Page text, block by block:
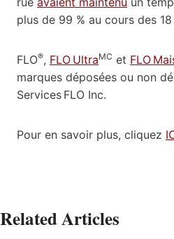
plus de 99 % au cours des
FLO®, FLO UltraMC et FLO
marques déposées ou non
Services FLO Inc.
Pour en savoir plus, cliquez
Related Articles